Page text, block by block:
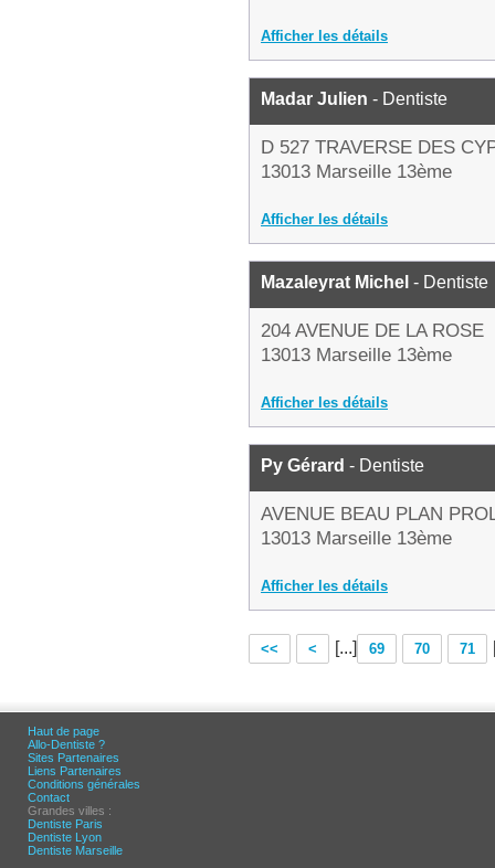
Afficher les détails
Madar Julien - Dentiste
D 527 TRAVERSE DES
13013 Marseille 13ème
Afficher les détails
Mazaleyrat Michel - Dentiste
204 AVENUE DE LA ROSE
13013 Marseille 13ème
Afficher les détails
Py Gérard - Dentiste
AVENUE BEAU PLAN
13013 Marseille 13ème
Afficher les détails
<< < [...] 69 70 71
Haut de page
Allo-Dentiste ?
Sites Partenaires
Liens Partenaires
Conditions générales
Contact
Grandes villes :
Dentiste Paris
Dentiste Lyon
Dentiste Marseille